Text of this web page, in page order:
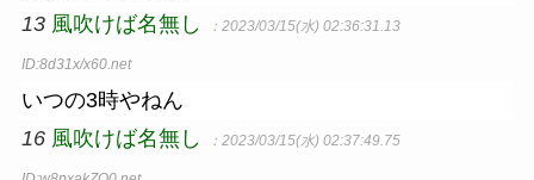
13 風吹けば名無し ：2023/03/15(水) 02:36:31.13
ID:8d31x/x60.net
いつの3時やねん
16 風吹けば名無し ：2023/03/15(水) 02:37:49.75